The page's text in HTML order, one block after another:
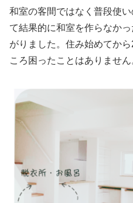
和室の客間ではなく普段使
て結果的に和室を作らなか
がりました。住み始めてか
ころ困ったことはありません